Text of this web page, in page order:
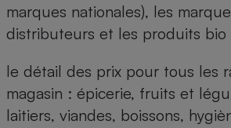
marques nationales), les
distributeurs et les produits bio
le détail des prix pour tous les
magasin : épicerie, fruits et
laitiers, viandes, boissons,